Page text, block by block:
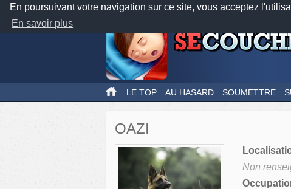
En poursuivant votre navigation sur ce site, vous acceptez
En savoir plus
LE TOP AU HASARD SOUMETTRE
OAZI
Non